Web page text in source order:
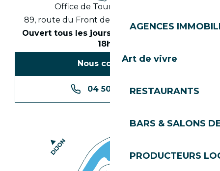
AGENCES
Art de vivre
RESTAURANTS
BARS & SALONS
PRODUCTEURS
Office de Tourisme des Gets
89, route du Front de Neige 74260 Les Gets
Ouvert tous les jours en saison de 8h30 à
18h30
Nous contacter
04 50 74 74 74